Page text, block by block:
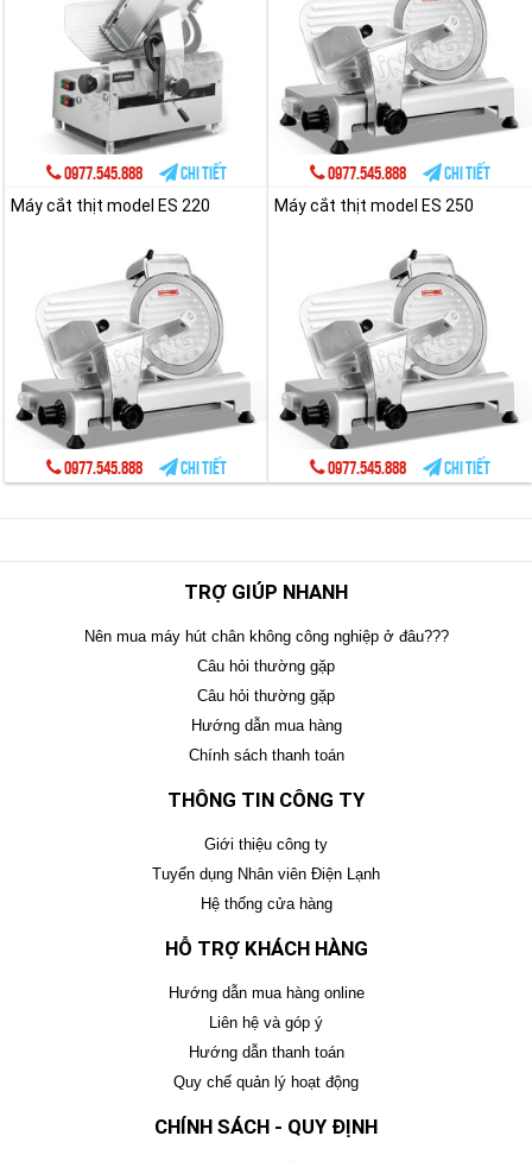
0977.545.888 Chi tiết 0977.545.888
Chi tiết
Máy cắt thịt model ES 220
0977.545.888 Chi tiết
Máy cắt thịt model ES 250
0977.545.888 Chi tiết
TRỢ GIÚP NHANH
Nên mua máy hút chân không công nghiệp ở đâu???
Câu hỏi thường gặp
Câu hỏi thường gặp
Hướng dẫn mua hàng
Chính sách thanh toán
THÔNG TIN CÔNG TY
Giới thiệu công ty
Tuyển dụng Nhân viên Điện Lạnh
Hệ thống cửa hàng
HỖ TRỢ KHÁCH HÀNG
Hướng dẫn mua hàng online
Liên hệ và góp ý
Hướng dẫn thanh toán
Quy chế quản lý hoạt động
CHÍNH SÁCH - QUY ĐỊNH